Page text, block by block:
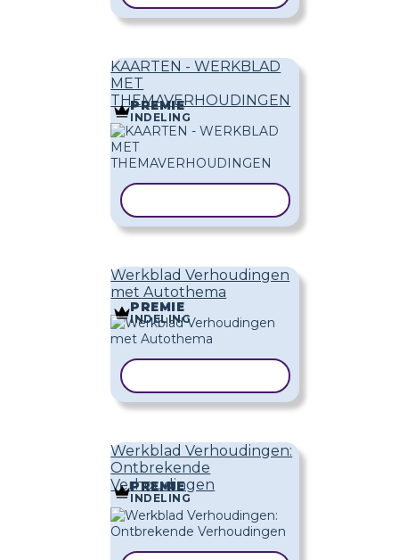
KAARTEN - WERKBLAD
MET
THEMAVERHOUDINGEN
PREMIE
INDELING
Werkblad Verhoudingen
met Autothema
PREMIE
INDELING
Werkblad Verhoudingen:
Ontbrekende
Verhoudingen
PREMIE
INDELING